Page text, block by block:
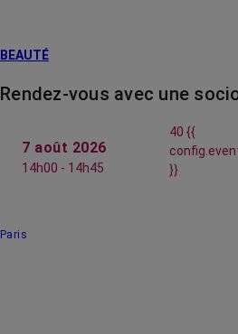
BEAUTÉ
Rendez-vous avec une
7 août 2026
14h00 - 14h45
40 {{
}}
Paris